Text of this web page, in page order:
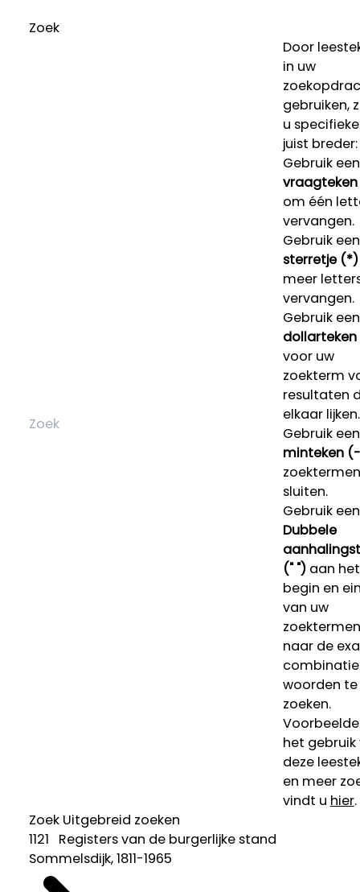
Zoek
Door
in uw
gebruiken,
u
juist breder:
Gebruik een
om één
vervangen.
Gebruik een
sterretje (*)
meer
vervangen.
Gebruik een
voor uw
zoekterm
resultaten
elkaar lijken.
Gebruik een
minteken
sluiten.
Gebruik een
Dubbele
(" ")aan het
begin en
van uw
naar de
woorden te
zoeken.
het gebruik
deze
en meer
vindt u hier.
Zoek Uitgebreid zoeken
1121 Registers van de burgerlijke stand
Sommelsdijk, 1811-1965